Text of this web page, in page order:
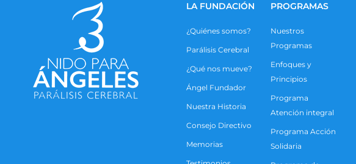
LA FUNDACIÓN
¿Quiénes somos?
Parálisis Cerebral
¿Qué nos mueve?
Ángel Fundador
Nuestra Historia
Consejo Directivo
Memorias
PROGRAMAS
Nuestros
Programas
Enfoques y
Principios
Programa
Atención integral
Programa Acción
Solidaria